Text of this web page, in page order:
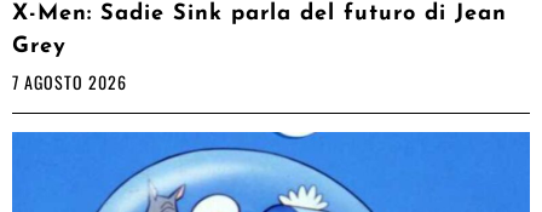
X-Men: Sadie Sink parla del futuro di Jean
Grey
7 AGOSTO 2026